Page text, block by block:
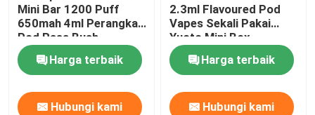
Mini Bar 1200 Puff
650mah 4ml Perangkat
Pod Rasa Buah
Harga terbaik
Hubungi kami
2.3ml Flavoured Pod
Vapes Sekali Pakai
Yuoto Mini Box
Harga terbaik
Hubungi kami